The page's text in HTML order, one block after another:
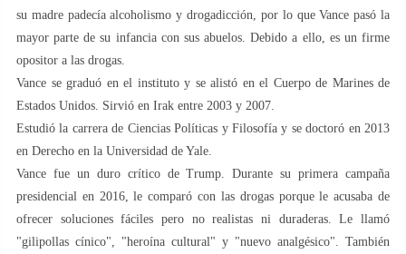
su madre padecía alcoholismo y drogadicción, por lo que Vance pasó la
mayor parte de su infancia con sus abuelos. Debido a ello, es un firme
opositor a las drogas.
Vance se graduó en el instituto y se alistó en el Cuerpo de Marines de
Estados Unidos. Sirvió en Irak entre 2003 y 2007.
Estudió la carrera de Ciencias Políticas y Filosofía y se doctoró en 2013
en Derecho en la Universidad de Yale.
Vance fue un duro crítico de Trump. Durante su primera campaña
presidencial en 2016, le comparó con las drogas porque le acusaba de
ofrecer soluciones fáciles pero no realistas ni duraderas. Le llamó
"gilipollas cínico", "heroína cultural" y "nuevo analgésico". También